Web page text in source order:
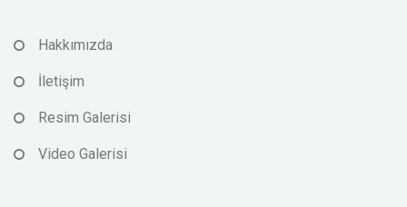
Hakkımızda
İletişim
Resim Galerisi
Video Galerisi